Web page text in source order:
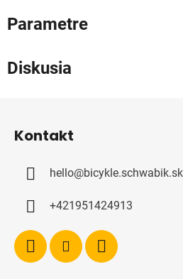
Parametre
Diskusia
Kontakt
hello@bicykle.schwabik.sk
+421951424913